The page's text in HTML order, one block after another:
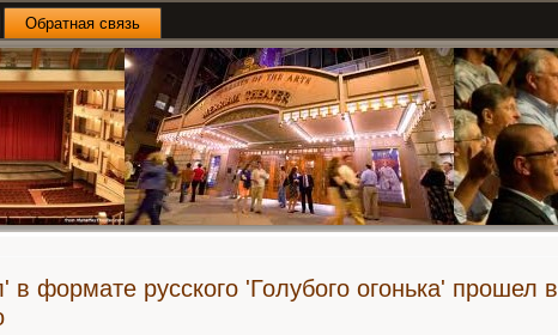
Обратная связь
в формате русского 'Голубого огонька' прошел в